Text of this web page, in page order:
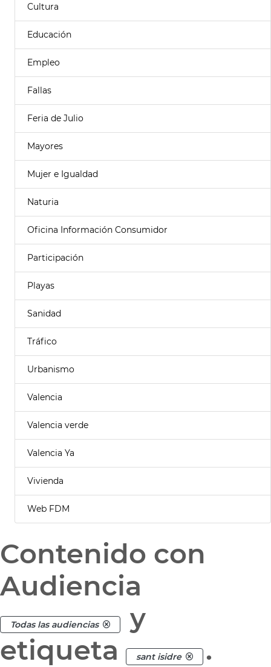
Cultura
Educación
Empleo
Fallas
Feria de Julio
Mayores
Mujer e Igualdad
Naturia
Oficina Información Consumidor
Participación
Playas
Sanidad
Tráfico
Urbanismo
Valencia
Valencia verde
Valencia Ya
Vivienda
Web FDM
Contenido con
Audiencia
Todas las audiencias
y
etiqueta
sant isidre .